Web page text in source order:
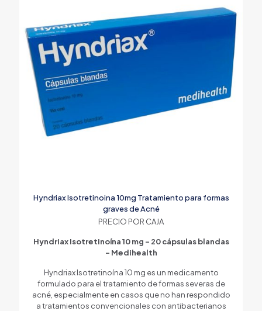
Hyndriax Isotretinoina 10mg Tratamiento para formas
graves de Acné
PRECIO POR CAJA
Hyndriax Isotretinoína 10 mg – 20 cápsulas blandas
– Medihealth
Hyndriax Isotretinoína 10 mg es un medicamento
formulado para el tratamiento de formas severas de
acné, especialmente en casos que no han respondido
a tratamientos convencionales con antibacterianos